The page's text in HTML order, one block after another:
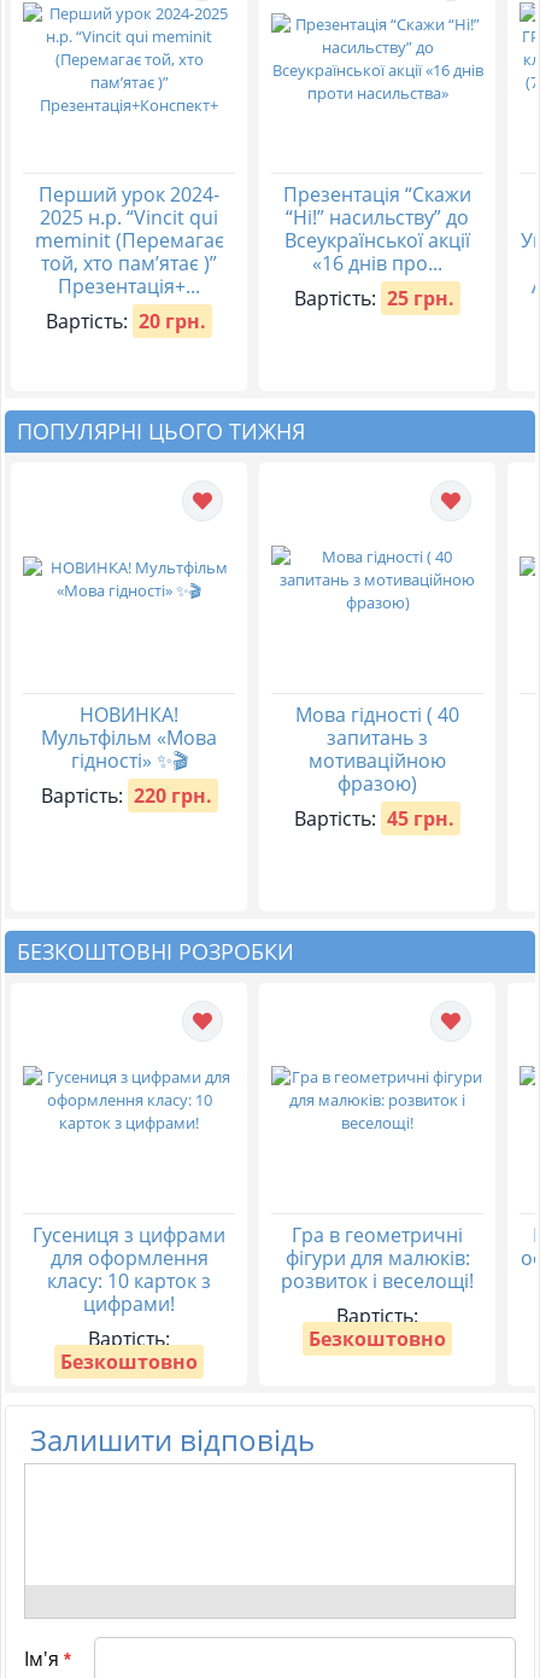
Перший урок 2024-
2025 н.р. “Vincit qui
meminit (Перемагає
той, хто пам’ятає )”
Презентація+...
Вартість: 20 грн.
Презентація “Скажи
“Ні!” насильству” до
Всеукраїнської акції
«16 днів про...
Вартість: 25 грн.
ПОПУЛЯРНІ ЦЬОГО ТИЖНЯ
НОВИНКА!
Мультфільм «Мова
гідності» ✨🎬
Вартість: 220 грн.
Мова гідності ( 40
запитань з
мотиваційною
фразою)
Вартість: 45 грн.
БЕЗКОШТОВНІ РОЗРОБКИ
Гусениця з цифрами
для оформлення
класу: 10 карток з
цифрами!
Вартість:
Безкоштовно
Гра в геометричні
фігури для малюків:
розвиток і веселощі!
Вартість:
Безкоштовно
Залишити відповідь
Ім'я *